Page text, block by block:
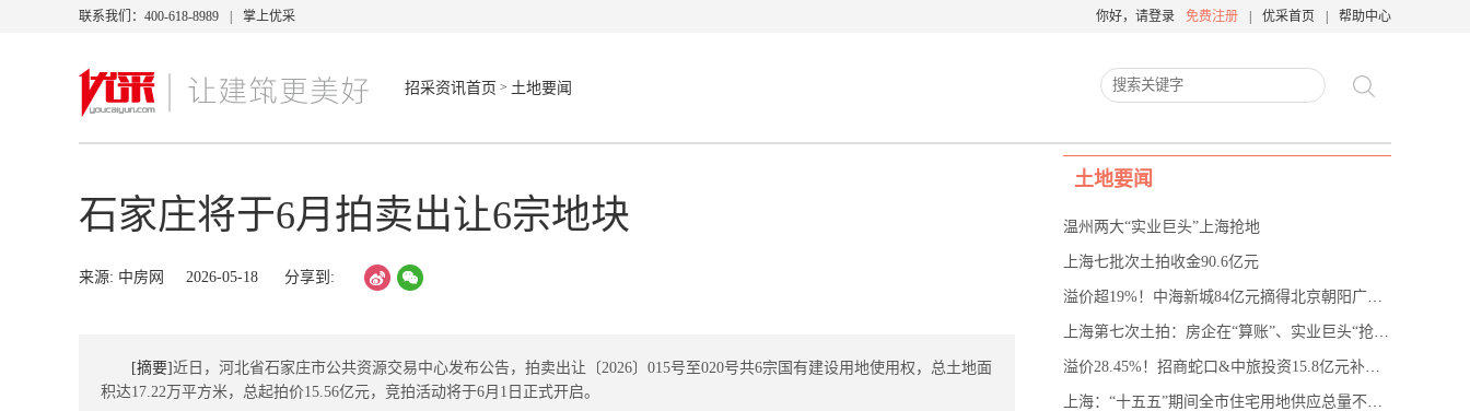
联系我们：400-618-8989 掌上优采 你好，请登录 免费注册 优采首页 帮助中心
招采资讯首页 > 土地要闻
石家庄将于6月拍卖出让6宗地块
来源: 中房网 2026-05-18 分享到:
[摘要]近日，河北省石家庄市公共资源交易中心发布公告，拍卖出让〔2026〕015号至020号共6宗国有建设用地使用权，总土地面
积达17.22万平方米，总起拍价15.56亿元，竞拍活动将于6月1日正式开启。
土地要闻
温州两大“实业巨头”上海抢地
上海七批次土拍收金90.6亿元
溢价超19%！中海新城84亿元摘得北京朝阳广渠路地块
上海第七次土拍：房企在“算账”、实业巨头“抢C位”
溢价28.45%！招商蛇口&中旅投资15.8亿元补仓上海浦东唐镇
上海：“十五五”期间全市住宅用地供应总量不少于20平方公里